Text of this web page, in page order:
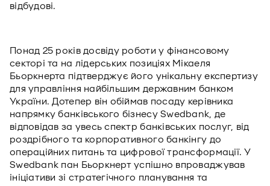
відбудові.
Понад 25 років досвіду роботи у фінансовому
секторі та на лідерських позиціях Мікаеля
Бьоркнерта підтверджує його унікальну експертизу
для управління найбільшим державним банком
України. Дотепер він обіймав посаду керівника
напрямку банківського бізнесу Swedbank, де
відповідав за увесь спектр банківських послуг, від
роздрібного та корпоративного банкінгу до
операційних питань та цифрової трансформації. У
Swedbank пан Бьоркнерт успішно впроваджував
ініціативи зі стратегічного планування та